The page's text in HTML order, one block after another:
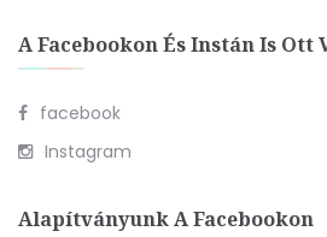
A Facebookon És Instán Is Ott
facebook
Instagram
Alapítványunk A Facebookon